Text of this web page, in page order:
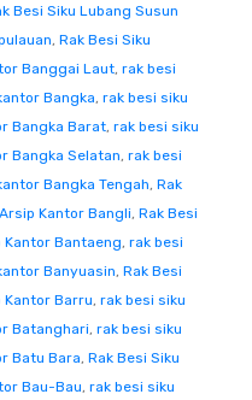
Besi Siku Lubang Susun
, Rak Besi Siku
Banggai Laut, rak besi
Bangka, rak besi siku
Bangka Barat, rak besi siku
Bangka Selatan, rak besi
Bangka Tengah, Rak
Kantor Bangli, Rak Besi
Kantor Bantaeng, rak besi
Banyuasin, Rak Besi
Kantor Barru, rak besi siku
Batanghari, rak besi siku
Batu Bara, Rak Besi Siku
Bau-Bau, rak besi siku